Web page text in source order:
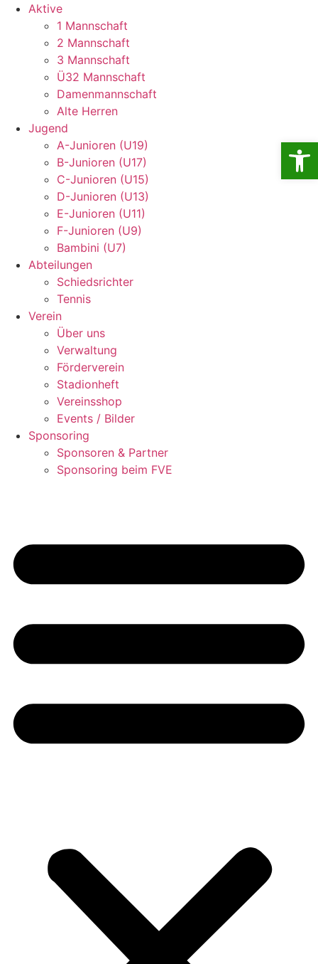
Aktive
1 Mannschaft
2 Mannschaft
3 Mannschaft
Ü32 Mannschaft
Damenmannschaft
Alte Herren
Jugend
A-Junioren (U19)
B-Junioren (U17)
C-Junioren (U15)
D-Junioren (U13)
E-Junioren (U11)
F-Junioren (U9)
Bambini (U7)
Abteilungen
Schiedsrichter
Tennis
Verein
Über uns
Verwaltung
Förderverein
Stadionheft
Vereinsshop
Events / Bilder
Sponsoring
Sponsoren & Partner
Sponsoring beim FVE